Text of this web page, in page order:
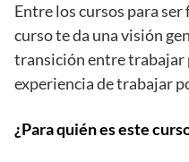
Entre los cursos para
curso te da una visión
transición entre trabajar
experiencia de trabajar
¿Para quién es este